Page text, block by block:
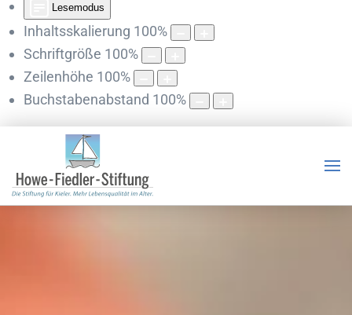
Lesemodus
Inhaltsskalierung 100%
Schriftgröße 100%
Zeilenhöhe 100%
Buchstabenabstand 100%